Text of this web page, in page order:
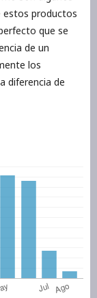
estos productos
que se
de un
los
diferencia de